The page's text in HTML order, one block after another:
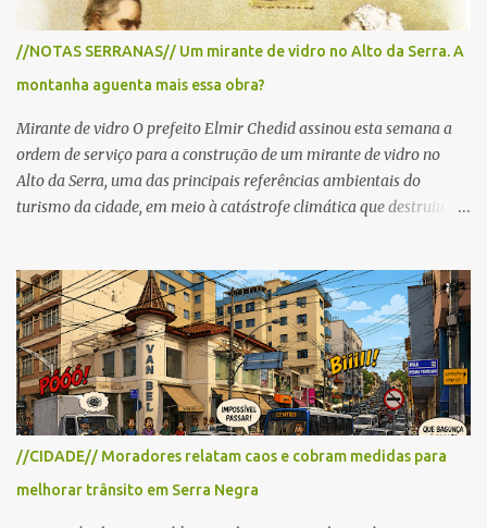
A largada será na Rua Coronel Pedro Penteado, em Serra Negra,
cronograma da organização e de todas as prefeituras envolvidas,
as interdições ocorrerão de forma programada e os trechos serão
//NOTAS SERRANAS// Um mirante de vidro no Alto da Serra. A
montanha aguenta mais essa obra?
Mirante de vidro O prefeito Elmir Chedid assinou esta semana a
ordem de serviço para a construção de um mirante de vidro no
Alto da Serra, uma das principais referências ambientais do
turismo da cidade, em meio à catástrofe climática que destruiu o
ambiental nas políticas públicas. Preservação permanente O Alto
da Serra está localizado em uma das Áreas de Preservação
Permanente no município, chamadas de APP no Código Florestal
Brasileiro, Lei nº 12.651/12. As APPS são protegidas com a função
ambiental de preservar os recursos hídricos, a paisagem, a
proteção do solo e a biodiversidade para assegurar a qualidade de
transmissão de televisão e telefonia celular, contêineres de uso
comercial, sanitário público, pequenas construções e uma rampa
//CIDADE// Moradores relatam caos e cobram medidas para
melhorar trânsito em Serra Negra